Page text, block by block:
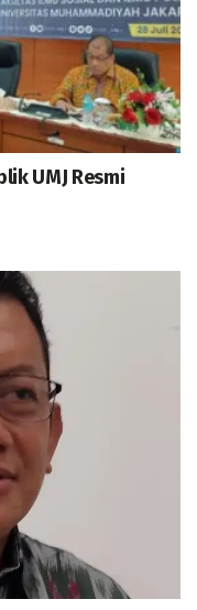
UMJ Resmi